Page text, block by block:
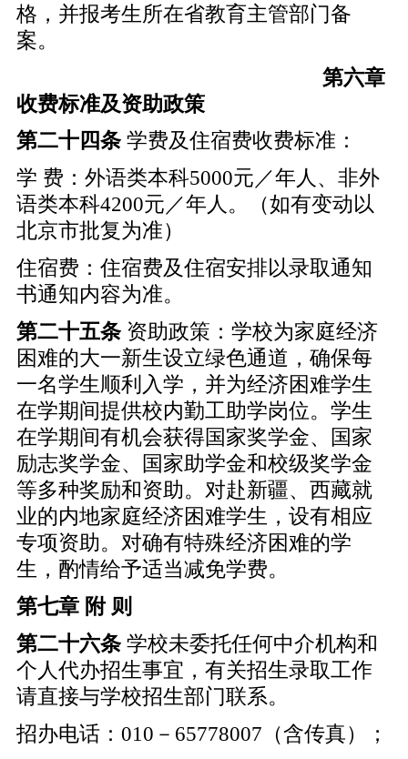
格，并报考生所在省教育主管部门备
案。
第六章
收费标准及资助政策
第二十四条学费及住宿费收费标准：
学 费：外语类本科5000元／年人、非外
语类本科4200元／年人。（如有变动以
北京市批复为准）
住宿费：住宿费及住宿安排以录取通知
书通知内容为准。
第二十五条资助政策：学校为家庭经济
困难的大一新生设立绿色通道，确保每
一名学生顺利入学，并为经济困难学生
在学期间提供校内勤工助学岗位。学生
在学期间有机会获得国家奖学金、国家
励志奖学金、国家助学金和校级奖学金
等多种奖励和资助。对赴新疆、西藏就
业的内地家庭经济困难学生，设有相应
专项资助。对确有特殊经济困难的学
生，酌情给予适当减免学费。
第七章 附 则
第二十六条学校未委托任何中介机构和
个人代办招生事宜，有关招生录取工作
请直接与学校招生部门联系。
招办电话：010－65778007（含传真）；